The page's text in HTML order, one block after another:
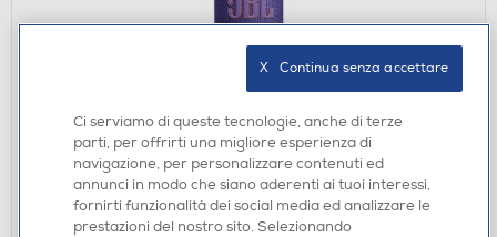
CASSE BLUETOOOTH
HARMAN KARDON - Diffusore Bluetooth compatto
GRIP-Viola
€ 99,90
Ci serviamo di queste tecnologie, anche di terze
parti, per offrirti una migliore esperienza di
navigazione, per personalizzare contenuti ed
annunci in modo che siano aderenti ai tuoi interessi,
fornirti funzionalità dei social media ed analizzare le
prestazioni del nostro sito. Selezionando
X   Continua senza accettare